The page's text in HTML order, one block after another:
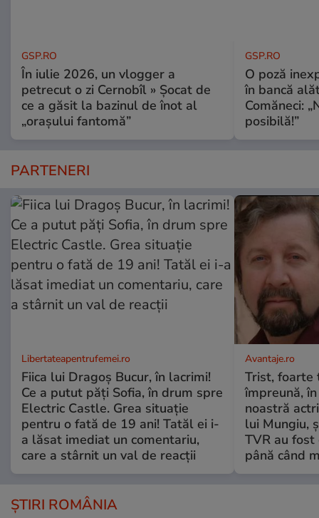
GSP.RO
În iulie 2026, un vlogger a
petrecut o zi Cernobîl » Șocat de
ce a găsit la bazinul de înot al
„orașului fantomă”
GSP.RO
O poză
în bancă
Comăneci:
posibilă!”
PARTENERI
Libertateapentrufemei.ro
Fiica lui Dragoș Bucur, în lacrimi!
Ce a putut păți Sofia, în drum spre
Electric Castle. Grea situație
pentru o fată de 19 ani! Tatăl ei i-
a lăsat imediat un comentariu,
care a stârnit un val de reacții
Avantaje.ro
Trist, foarte
împreună,
noastră
lui Mungiu,
TVR au
până când
ȘTIRI ROMÂNIA